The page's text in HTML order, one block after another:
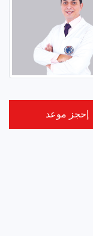
إحجز موعد